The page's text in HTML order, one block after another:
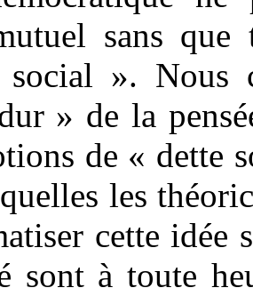
sans
». Nous
» de la
de « dette
les
cette
sont à toute